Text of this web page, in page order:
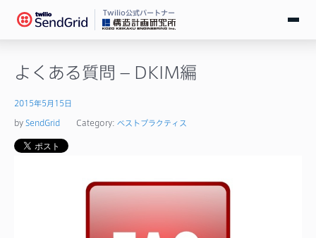
Twilio公式パートナー
SendGridとは
よくある質問 – DKIM編
2015年5月15日
by SendGrid Category: ベストプラクティス